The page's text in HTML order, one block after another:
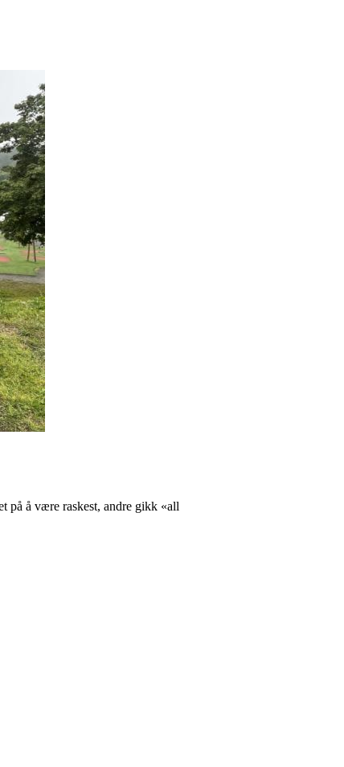
på å være raskest, andre gikk «all